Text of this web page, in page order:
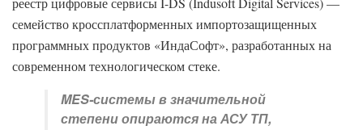
семейство кроссплатформенных импортозащищенных
программных продуктов «ИндаСофт», разработанных на
современном технологическом стеке.
MES-системы в значительной
степени опираются на АСУ ТП,